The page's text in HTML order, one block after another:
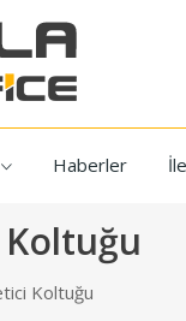
Haberler
Koltuğu